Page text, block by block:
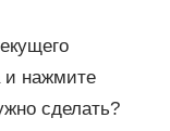
и нажмите
сделать?